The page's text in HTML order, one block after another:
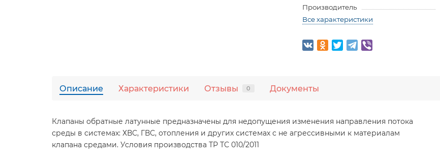
Производитель
Все характеристики
Описание Характеристики Отзывы 0 Документы
Клапаны обратные латунные предназначены для недопущения изменения направления потока
среды в системах: ХВС, ГВС, отопления и других системах с не агрессивными к материалам
клапана средами. Условия производства ТР ТС 010/2011